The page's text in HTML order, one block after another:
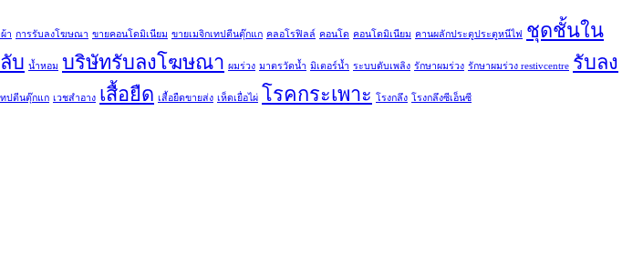
า การรับลงโฆษณา ขายคอนโดมิเนียม ขายเมจิกเทปตีนตุ๊กแก คลอโรฟิลล์ คอนโด คอนโดมิเนียม คานผลักประตูประตูหนีไฟ
ชุดชั้นใน
บ น้ำหอม บริษัทรับลงโฆษณา ผมร่วง มาตรวัดน้ำ มิเตอร์น้ำ ระบบดับเพลิง รักษาผมร่วง รักษาผมร่วง restivcentre รับลง
ทปตีนตุ๊กแก เวชสำอาง เสื้อยืด เสื้อยืดขายส่ง เห็ดเยื่อไผ่ โรคกระเพาะ โรงกลึง โรงกลึงซีเอ็นซี